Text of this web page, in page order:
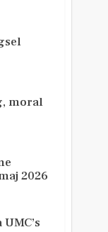
moral
2026